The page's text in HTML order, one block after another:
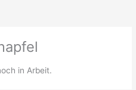
in Arbeit.